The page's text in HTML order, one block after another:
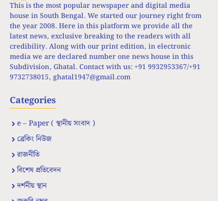
This is the most popular newspaper and digital media
house in South Bengal. We started our journey right from
the year 2008. Here in this platform we provide all the
latest news, exclusive breaking to the readers with all
credibility. Along with our print edition, in electronic
media we are declared number one news house in this
Subdivision, Ghatal. Contact with us: +91 9932953367/+91
9732738015, ghatal1947@gmail.com
Categories
e – Paper ( স্থানীয় সংবাদ )
ব্রেকিং নিউজ
রাজনীতি
বিশেষ প্রতিবেদন
দর্শনীয় স্থান